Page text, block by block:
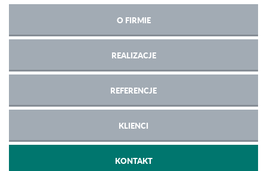
O FIRMIE
REALIZACJE
REFERENCJE
KLIENCI
KONTAKT